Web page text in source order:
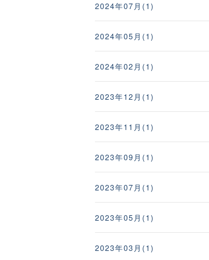
2024年07月(1)
2024年05月(1)
2024年02月(1)
2023年12月(1)
2023年11月(1)
2023年09月(1)
2023年07月(1)
2023年05月(1)
2023年03月(1)